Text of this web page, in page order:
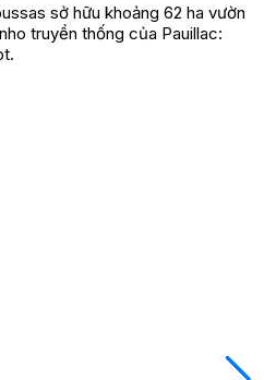
sở hữu khoảng 62 ha vườn
truyền thống của Pauillac: